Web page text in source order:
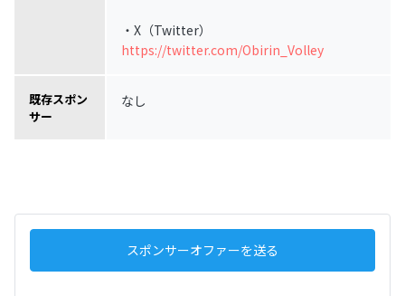
・X（Twitter）
https://twitter.com/Obirin_Volley
既存スポン
サー
なし
スポンサーオファーを送る